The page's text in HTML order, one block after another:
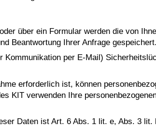
über ein Formular werden die von
Beantwortung Ihrer Anfrage gespeichert.
per E-Mail)
erforderlich ist, können
KIT verwenden Ihre
Daten ist Art. 6 Abs. 1 lit. e, Abs. 3